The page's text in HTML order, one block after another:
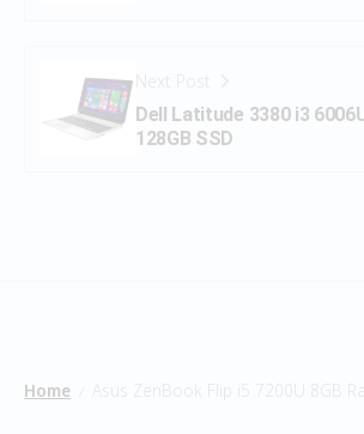
Next Post
Dell Latitude 3380 i3
128GB SSD
Home Asus ZenBook Flip i5 7200U 8GB